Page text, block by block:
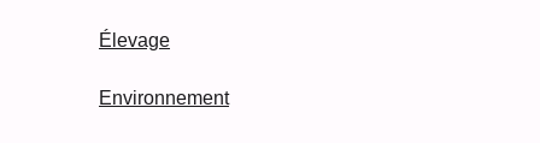
Élevage
Environnement